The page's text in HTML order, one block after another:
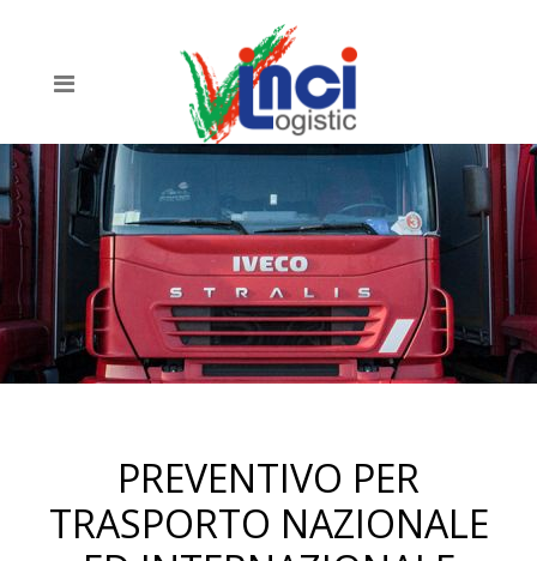
PREVENTIVO PER
TRASPORTO NAZIONALE